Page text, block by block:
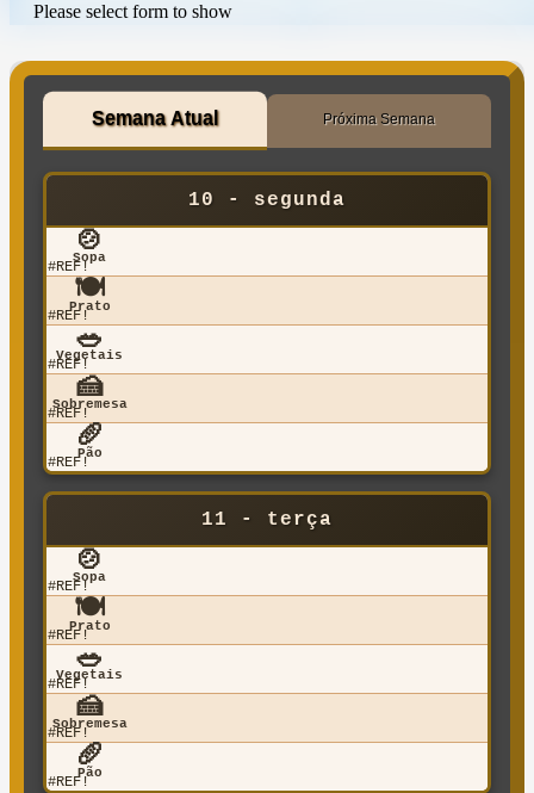
Please select form to show
Semana Atual Próxima Semana
10 - segunda
🍲
Sopa
#REF!
🍽️
Prato
#REF!
🥗
Vegetais
#REF!
🍰
Sobremesa
#REF!
🥖
Pão
#REF!
11 - terça
🍲
Sopa
#REF!
🍽️
Prato
#REF!
🥗
Vegetais
#REF!
🍰
Sobremesa
#REF!
🥖
Pão
#REF!